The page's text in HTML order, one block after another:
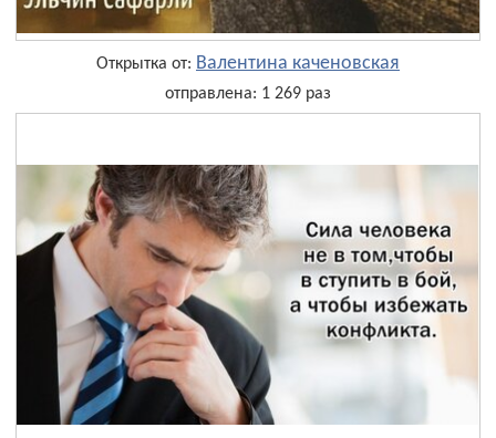
Открытка от: Валентина каченовская
отправлена: 1 269 раз